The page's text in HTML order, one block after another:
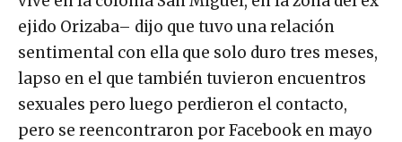
ejido Orizaba– dijo que tuvo una relación
sentimental con ella que solo duro tres meses,
lapso en el que también tuvieron encuentros
sexuales pero luego perdieron el contacto,
pero se reencontraron por Facebook en mayo